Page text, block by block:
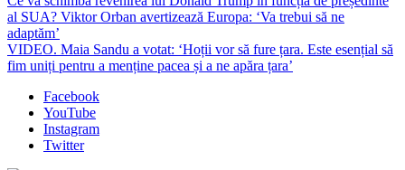
al SUA? Viktor Orban avertizează Europa: ‘Va trebui să ne
adaptăm’
VIDEO. Maia Sandu a votat: ‘Hoții vor să fure țara. Este esențial să
fim uniți pentru a menține pacea și a ne apăra țara’
Facebook
YouTube
Instagram
Twitter